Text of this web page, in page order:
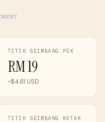
TITIK SEIMBANG PEK
RM 19
~$4.61 USD
TITIK SEIMBANG KOTAK